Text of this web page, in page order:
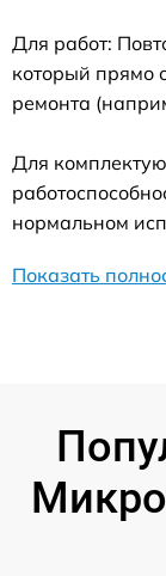
Для работ:
который прямо
ремонта
Для
нормальном
Показать